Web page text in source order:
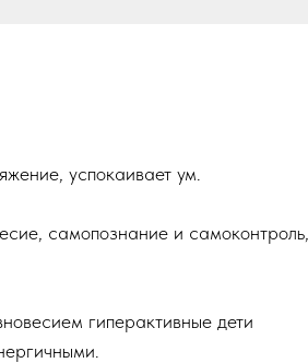
успокаивает ум.
самопознание и самоконтроль,
гиперактивные дети